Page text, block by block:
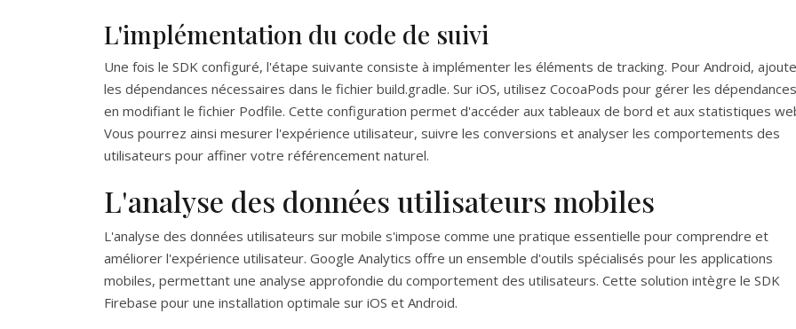
L'implémentation du code de suivi
Une fois le SDK configuré, l'étape suivante consiste à implémenter les éléments de tracking. Pour Android,
les dépendances nécessaires dans le fichier build.gradle. Sur iOS, utilisez CocoaPods pour gérer les dépendances
en modifiant le fichier Podfile. Cette configuration permet d'accéder aux tableaux de bord et aux statistiques
Vous pourrez ainsi mesurer l'expérience utilisateur, suivre les conversions et analyser les comportements des
utilisateurs pour affiner votre référencement naturel.
L'analyse des données utilisateurs mobiles
L'analyse des données utilisateurs sur mobile s'impose comme une pratique essentielle pour comprendre et
améliorer l'expérience utilisateur. Google Analytics offre un ensemble d'outils spécialisés pour les applications
mobiles, permettant une analyse approfondie du comportement des utilisateurs. Cette solution intègre le SDK
Firebase pour une installation optimale sur iOS et Android.